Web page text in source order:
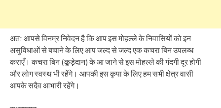
अतः आपसे विनम्र निवेदन है कि आप इस मोहल्ले के निवासियों को इन
असुविधाओं से बचाने के लिए आप जल्द से जल्द एक कचरा बिन उपलब्ध
कराएँ। कचरा बिन (कूड़ेदान) के आ जाने से इस मोहल्ले की गंदगी दूर होगी
और लोग स्वस्थ भी रहेंगे। आपकी इस कृपा के लिए हम सभी क्षेत्र वासी
आपके सदैव आभारी रहेंगे।